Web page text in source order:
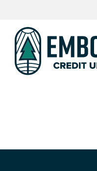
contenido
sesión